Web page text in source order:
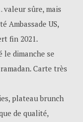
valeur sûre, mais
Ambassade US,
fin 2021.
le dimanche se
Carte très
plateau brunch
de qualité,